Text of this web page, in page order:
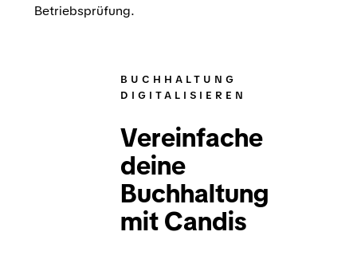
Betriebsprüfung.
BUCHHALTUNG
DIGITALISIEREN
Vereinfache
deine
Buchhaltung
mit Candis